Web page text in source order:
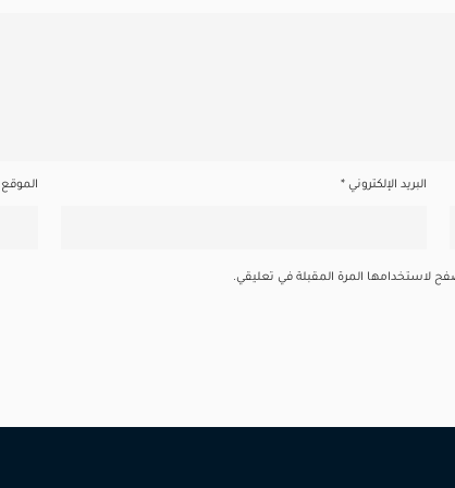
البريد الإلكتروني * الموقع
لاستخدامها المرة المقبلة في تعليقي.